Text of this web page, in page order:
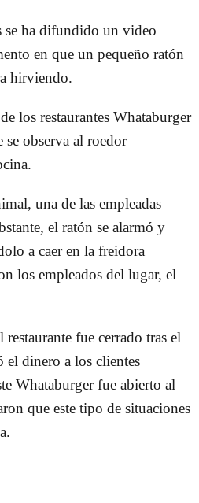
se ha difundido un video
en que un pequeño ratón
hirviendo.
los restaurantes Whataburger
se observa al roedor
una de las empleadas
el ratón se alarmó y
a caer en la freidora
los empleados del lugar, el
fue cerrado tras el
dinero a los clientes
Whataburger fue abierto al
que este tipo de situaciones